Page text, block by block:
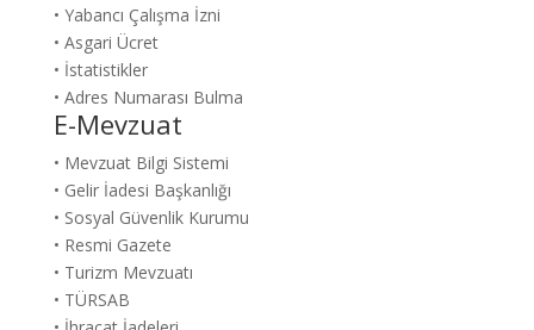
• Yabancı Çalışma İzni
• Asgari Ücret
• İstatistikler
• Adres Numarası Bulma
E-Mevzuat
• Mevzuat Bilgi Sistemi
• Gelir İadesi Başkanlığı
• Sosyal Güvenlik Kurumu
• Resmi Gazete
• Turizm Mevzuatı
• TÜRSAB